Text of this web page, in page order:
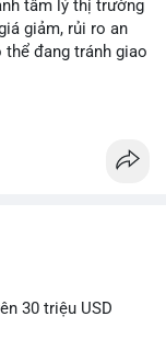
tâm lý thị trường
giảm, rủi ro an
đang tránh giao
trending trên
(TAKE).
Trên
và UFC 310
Tài chính Việt
30 triệu USD